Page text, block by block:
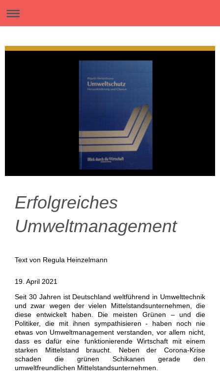
Erfolgreiches
Umweltmanagement
Text von Regula Heinzelmann
19. April 2021
Seit 30 Jahren ist Deutschland weltführend in Umwelttechnik
und zwar wegen der vielen Mittelstandsunternehmen, die
diese entwickelt haben. Die meisten Grünen – und die
Politiker, die mit ihnen sympathisieren - haben noch nie
etwas von Umweltmanagement verstanden, vor allem nicht,
dass es dafür eine funktionierende Wirtschaft mit einem
starken Mittelstand braucht. Neben der Corona-Krise
schaden die grünen Schikanen gerade den
umweltfreundlichen Mittelstandsunternehmen.